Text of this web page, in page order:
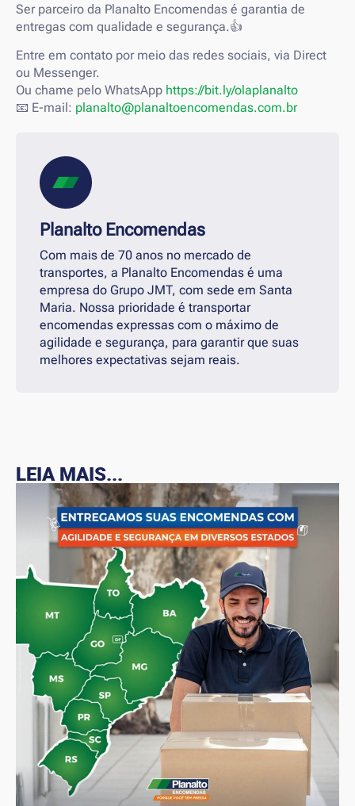
Ser parceiro da Planalto Encomendas é garantia de
entregas com qualidade e segurança.👍
Entre em contato por meio das redes sociais, via Direct
ou Messenger.
Ou chame pelo WhatsApp https://bit.ly/olaplanalto
📧 E-mail: planalto@planaltoencomendas.com.br
Planalto Encomendas
Com mais de 70 anos no mercado de
transportes, a Planalto Encomendas é uma
empresa do Grupo JMT, com sede em Santa
Maria. Nossa prioridade é transportar
encomendas expressas com o máximo de
agilidade e segurança, para garantir que suas
melhores expectativas sejam reais.
LEIA MAIS...